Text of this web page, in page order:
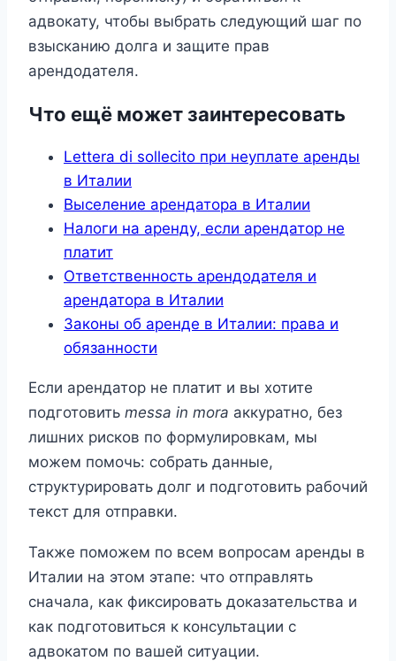
адвокату, чтобы выбрать следующий шаг по
взысканию долга и защите прав
арендодателя.
Что ещё может заинтересовать
Lettera di sollecito при неуплате аренды
в Италии
Выселение арендатора в Италии
Налоги на аренду, если арендатор не
платит
Ответственность арендодателя и
арендатора в Италии
Законы об аренде в Италии: права и
обязанности
Если арендатор не платит и вы хотите
подготовить messa in mora аккуратно, без
лишних рисков по формулировкам, мы
можем помочь: собрать данные,
структурировать долг и подготовить рабочий
текст для отправки.
Также поможем по всем вопросам аренды в
Италии на этом этапе: что отправлять
сначала, как фиксировать доказательства и
как подготовиться к консультации с
адвокатом по вашей ситуации.